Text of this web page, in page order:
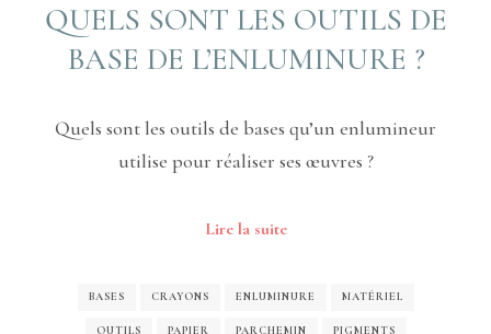
QUELS SONT LES OUTILS DE
BASE DE L’ENLUMINURE ?
Quels sont les outils de bases qu’un enlumineur
utilise pour réaliser ses œuvres ?
Lire la suite
BASES CRAYONS ENLUMINURE MATÉRIEL
OUTILS PAPIER PARCHEMIN PIGMENTS